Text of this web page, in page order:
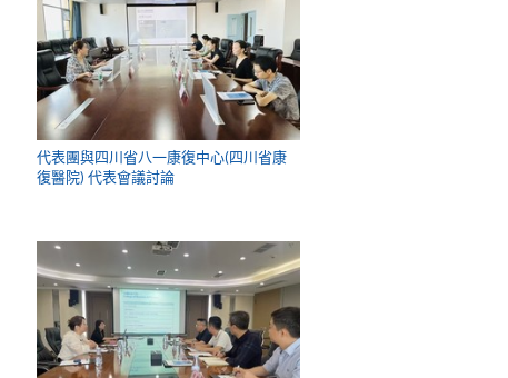
代表團與四川省八一康復中心(四川省康
復醫院) 代表會議討論